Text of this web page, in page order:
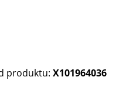
produktu: X101964036